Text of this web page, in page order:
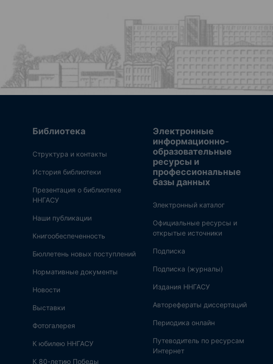
Библиотека
Структура и контакты
История библиотеки
Презентация о библиотеке
ННГАСУ
Наши публикации
Книгообеспеченность
Бюллетень новых поступлений
Нормативные документы
Новости
Выставки
Фотогалерея
К юбилею ННГАСУ
К 80-летию Победы
Электронные
информационно-
образовательные
ресурсы и
профессиональные
базы данных
Электронный каталог
Официальные ресурсы и
открытые источники
Подписка
Подписка (журналы)
Издания ННГАСУ
Авторефераты диссертаций
Периодика онлайн
Путеводитель по ресурсам
Интернет